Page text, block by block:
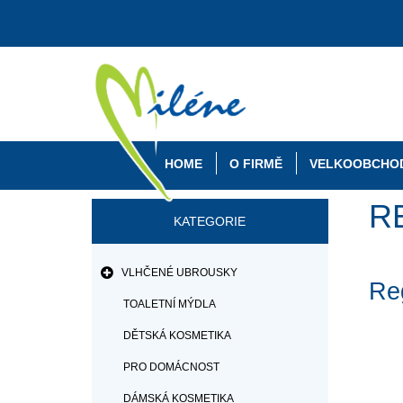
HOME O FIRMĚ
KATEGORIE
VLHČENÉ UBROUSKY
TOALETNÍ MÝDLA
DĚTSKÁ KOSMETIKA
PRO DOMÁCNOST
DÁMSKÁ KOSMETIKA